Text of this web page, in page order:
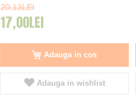
20,13LEI
17,00LEI
Adauga in cos
Adauga in wishlist